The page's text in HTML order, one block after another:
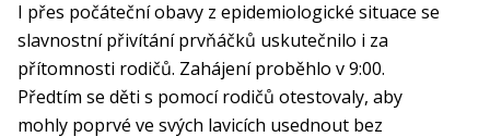
I přes počáteční obavy z epidemiologické situace se
slavnostní přivítání prvňáčků uskutečnilo i za
přítomnosti rodičů. Zahájení proběhlo v 9:00.
Předtím se děti s pomocí rodičů otestovaly, aby
mohly poprvé ve svých lavicích usednout bez